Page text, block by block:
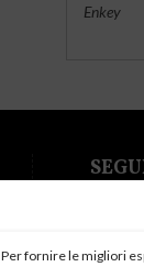
Per fornire le migliori
Enkey